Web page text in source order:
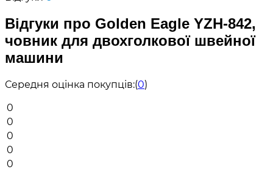
Відгуки про Golden Eagle YZH-842,
човник для двохголкової швейної
машини
Середня оцінка покупців:(0)
0
0
0
0
0